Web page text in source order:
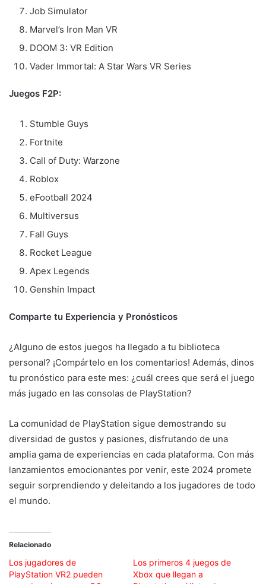
Job Simulator
Marvel’s Iron Man VR
DOOM 3: VR Edition
Vader Immortal: A Star Wars VR Series
Juegos F2P:
Stumble Guys
Fortnite
Call of Duty: Warzone
Roblox
eFootball 2024
Multiversus
Fall Guys
Rocket League
Apex Legends
Genshin Impact
Comparte tu Experiencia y Pronósticos
¿Alguno de estos juegos ha llegado a tu biblioteca
personal? ¡Compártelo en los comentarios! Además, dinos
tu pronóstico para este mes: ¿cuál crees que será el juego
más jugado en las consolas de PlayStation?
La comunidad de PlayStation sigue demostrando su
diversidad de gustos y pasiones, disfrutando de una
amplia gama de experiencias en cada plataforma. Con más
lanzamientos emocionantes por venir, este 2024 promete
seguir sorprendiendo y deleitando a los jugadores de todo
el mundo.
Relacionado
Los jugadores de
PlayStation VR2 pueden
Los primeros 4 juegos de
Xbox que llegan a